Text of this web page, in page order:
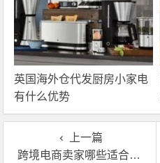
英国海外仓代发厨房小家电
有什么优势
上一篇
跨境电商卖家哪些适合使用英国海外仓